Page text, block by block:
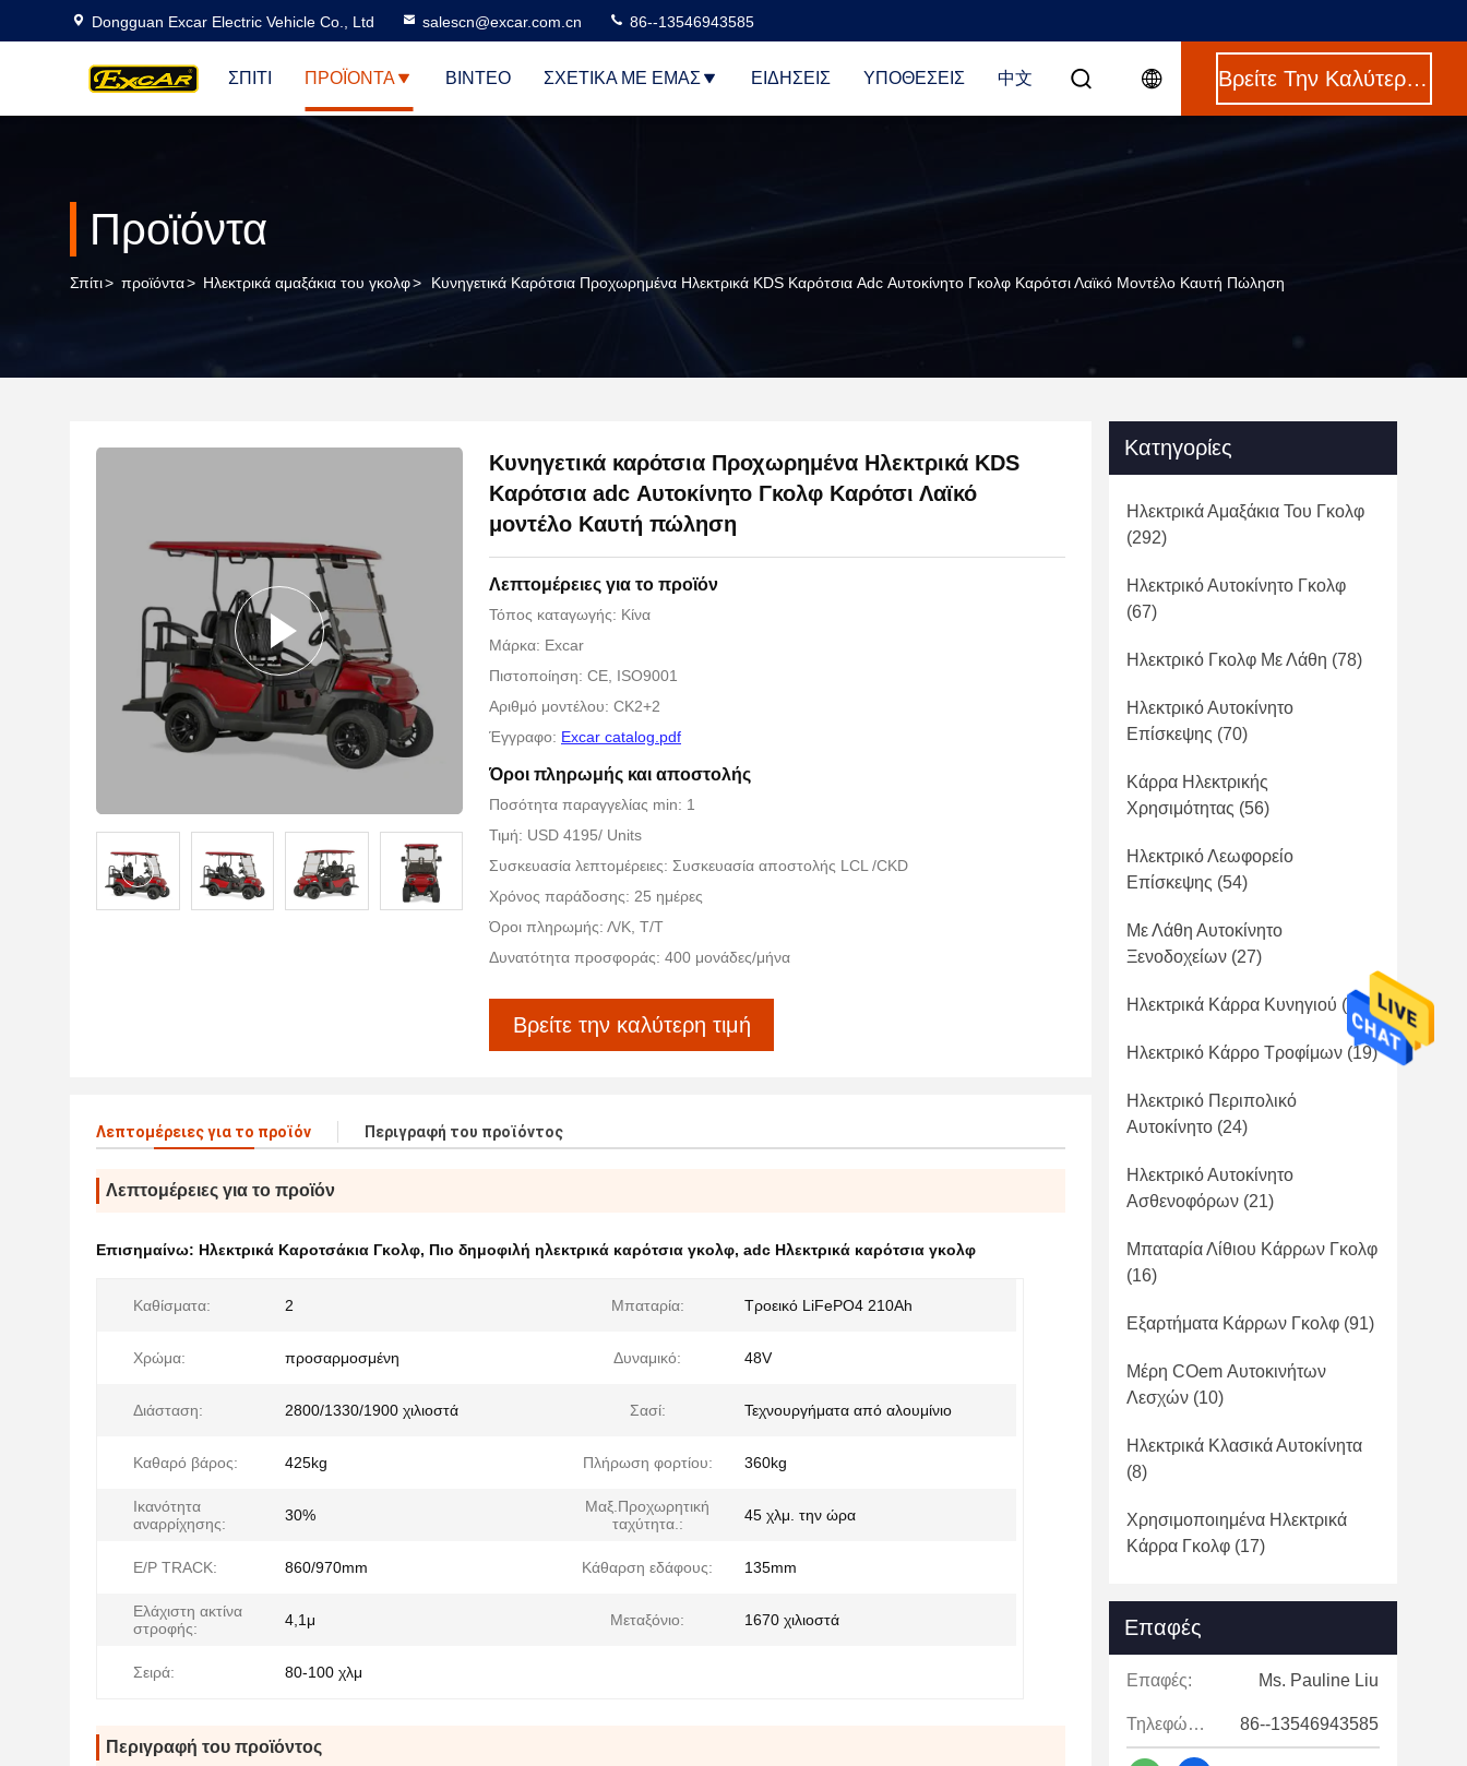
Dongguan Excar Electric Vehicle Co., Ltd salescn@excar.com.cn 86--13546943585
ΣΠΊΤΙ ΠΡΟΪΌΝΤΑ ΒΊΝΤΕΟ ΣΧΕΤΙΚΆ ΜΕ ΕΜΆΣ ΕΙΔΉΣΕΙΣ ΥΠΟΘΈΣΕΙΣ 中文 Βρείτε Την Καλύτερη Τιμή
Προϊόντα
Σπίτι> προϊόντα> Ηλεκτρικά αμαξάκια του γκολφ> Κυνηγετικά Καρότσια Προχωρημένα Ηλεκτρικά KDS Καρότσια Adc Αυτοκίνητο Γκολφ Καρότσι Λαϊκό Μοντέλο Καυτή Πώληση
Κυνηγετικά καρότσια Προχωρημένα Ηλεκτρικά KDS
Καρότσια adc Αυτοκίνητο Γκολφ Καρότσι Λαϊκό
μοντέλο Καυτή πώληση
Λεπτομέρειες για το προϊόν
Τόπος καταγωγής: Κίνα
Μάρκα: Excar
Πιστοποίηση: CE, ISO9001
Αριθμό μοντέλου: CK2+2
Έγγραφο: Excar catalog.pdf
Όροι πληρωμής και αποστολής
Ποσότητα παραγγελίας min: 1
Τιμή: USD 4195/ Units
Συσκευασία λεπτομέρειες: Συσκευασία αποστολής LCL /CKD
Χρόνος παράδοσης: 25 ημέρες
Όροι πληρωμής: Λ/Κ, Τ/Τ
Δυνατότητα προσφοράς: 400 μονάδες/μήνα
Βρείτε την καλύτερη τιμή
Λεπτομέρειες για το προϊόν Περιγραφή του προϊόντος
Λεπτομέρειες για το προϊόν
Επισημαίνω: Ηλεκτρικά Καροτσάκια Γκολφ, Πιο δημοφιλή ηλεκτρικά καρότσια γκολφ, adc Ηλεκτρικά καρότσια γκολφ
Καθίσματα: 2 Μπαταρία: Τροεικό LiFePO4 210Ah
Χρώμα: προσαρμοσμένη Δυναμικό: 48V
Διάσταση: 2800/1330/1900 χιλιοστά Σασί: Τεχνουργήματα από αλουμίνιο
Καθαρό βάρος: 425kg Πλήρωση φορτίου: 360kg
Ικανότητα
αναρρίχησης:
30%
Μαξ.Προχωρητική
ταχύτητα.:
45 χλμ. την ώρα
Ε/Ρ TRACK: 860/970mm Κάθαρση εδάφους: 135mm
Ελάχιστη ακτίνα
στροφής:
4,1μ Μεταξόνιο: 1670 χιλιοστά
Σειρά: 80-100 χλμ
Περιγραφή του προϊόντος
Κατηγορίες
Ηλεκτρικά Αμαξάκια Του Γκολφ
(292)
Ηλεκτρικό Αυτοκίνητο Γκολφ
(67)
Ηλεκτρικό Γκολφ Με Λάθη (78)
Ηλεκτρικό Αυτοκίνητο
Επίσκεψης (70)
Κάρρα Ηλεκτρικής
Χρησιμότητας (56)
Ηλεκτρικό Λεωφορείο
Επίσκεψης (54)
Με Λάθη Αυτοκίνητο
Ξενοδοχείων (27)
Ηλεκτρικά Κάρρα Κυνηγιού (41)
Ηλεκτρικό Κάρρο Τροφίμων (19)
Ηλεκτρικό Περιπολικό
Αυτοκίνητο (24)
Ηλεκτρικό Αυτοκίνητο
Ασθενοφόρων (21)
Μπαταρία Λίθιου Κάρρων Γκολφ
(16)
Εξαρτήματα Κάρρων Γκολφ (91)
Μέρη COem Αυτοκινήτων
Λεσχών (10)
Ηλεκτρικά Κλασικά Αυτοκίνητα
(8)
Χρησιμοποιημένα Ηλεκτρικά
Κάρρα Γκολφ (17)
Επαφές
Επαφές: Ms. Pauline Liu
Τηλεφώνημα: 86--13546943585